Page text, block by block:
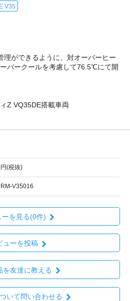
V35
理ができるように、対オーバーヒー
バークールを考慮して76.5℃にて開
Z VQ35DE搭載車両
(税抜)
V35016
ーを見る(0件)
ューを投稿
を友達に教える
いて問い合わせる